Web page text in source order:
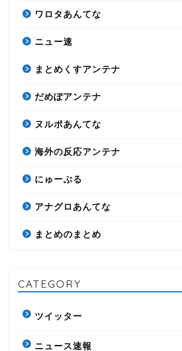
ワロタあんてな
ニュー速
まとめくすアンテナ
だめぽアンテナ
ヌルポあんてな
海外の反応アンテナ
にゅーぷる
アナグロあんてな
まとめのまとめ
CATEGORY
ツイッター
ニュース速報